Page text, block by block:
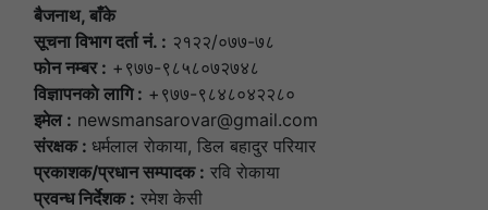
बैजनाथ, बाँके
सूचना विभाग दर्ता नं. : २१२२/०७७-७८
फोन नम्बर : +९७७-९८५८०७२७४८
विज्ञापनकाे लागि : +९७७-९८४८०४२२८०
इमेल : newsmansarovar@gmail.com
संरक्षक : धर्मलाल राेकाया, डिल बहादुर परियार
प्रकाशक/प्रधान सम्पादक : रवि राेकाया
प्रवन्ध निर्देशक : रमेश केसी